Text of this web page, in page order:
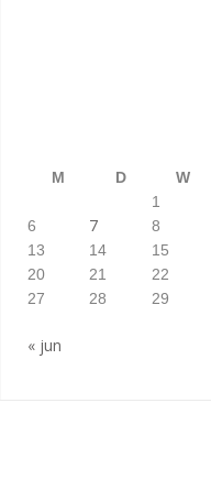
M
D W
1
6
7 8
13
14 15
20
21 22
27
28 29
« jun